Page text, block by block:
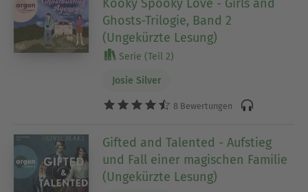
Kooky Spooky Love - Girls and
Ghosts-Trilogie, Band 2
(Ungekürzte Lesung)
Serie (Teil 2)
Josie Silver
8 Bewertungen
Gifted and Talented - Aufstieg
und Fall einer magischen Familie
(Ungekürzte Lesung)